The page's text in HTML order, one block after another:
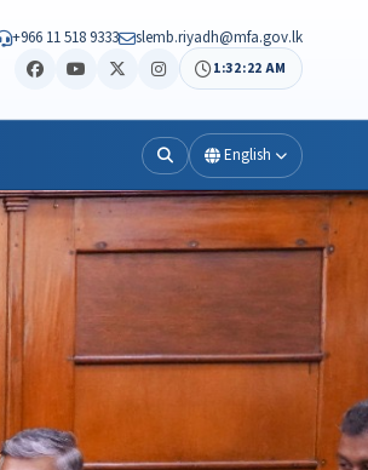
+966 11 518 9333 slemb.riyadh@mfa.gov.lk
1:32:24 AM
English